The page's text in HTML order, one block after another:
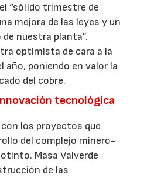
“sólido trimestre de
mejora de las leyes y un
nuestra planta”.
optimista de cara a la
año, poniendo en valor la
del cobre.
tecnológica
los proyectos que
del complejo minero-
Masa Valverde
de las